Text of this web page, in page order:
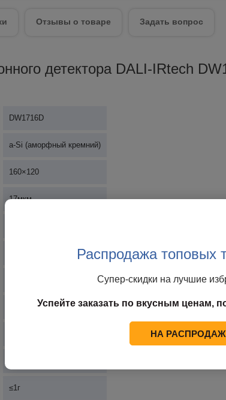
Отзывы о товаре Задать вопрос
детектора DALI-IRtech
DW1716D
a-Si (аморфный кремний)
160×120
17мкм
≤1г
Распродажа топовых
Супер-скидки на лучшие
Успейте заказать по вкусным ценам,
НА